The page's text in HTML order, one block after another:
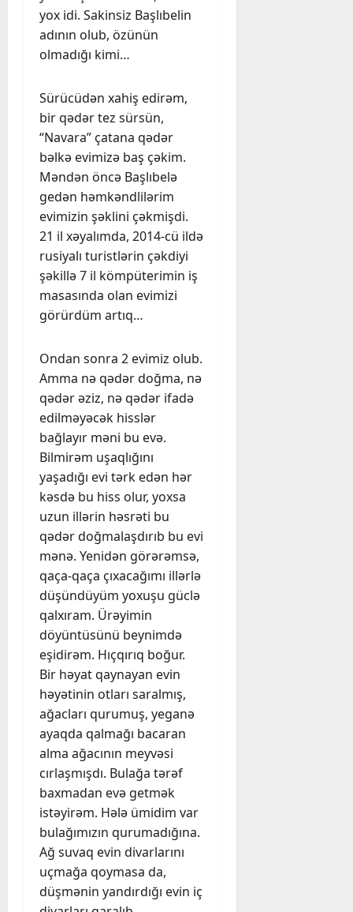
yox idi. Sakinsiz Başlıbelin
adının olub, özünün
olmadığı kimi…
Sürücüdən xahiş edirəm,
bir qədər tez sürsün,
“Navara” çatana qədər
bəlkə evimizə baş çəkim.
Məndən öncə Başlıbelə
gedən həmkəndlilərim
evimizin şəklini çəkmişdi.
21 il xəyalımda, 2014-cü ildə
rusiyalı turistlərin çəkdiyi
şəkillə 7 il kömpüterimin iş
masasında olan evimizi
görürdüm artıq…
Ondan sonra 2 evimiz olub.
Amma nə qədər doğma, nə
qədər əziz, nə qədər ifadə
edilməyəcək hisslər
bağlayır məni bu evə.
Bilmirəm uşaqlığını
yaşadığı evi tərk edən hər
kəsdə bu hiss olur, yoxsa
uzun illərin həsrəti bu
qədər doğmalaşdırıb bu evi
mənə. Yenidən görərəmsə,
qaça-qaça çıxacağımı illərlə
düşündüyüm yoxuşu güclə
qalxıram. Ürəyimin
döyüntüsünü beynimdə
eşidirəm. Hıçqırıq boğur.
Bir həyat qaynayan evin
həyətinin otları saralmış,
ağacları qurumuş, yeganə
ayaqda qalmağı bacaran
alma ağacının meyvəsi
cırlaşmışdı. Bulağa tərəf
baxmadan evə getmək
istəyirəm. Hələ ümidim var
bulağımızın qurumadığına.
Ağ suvaq evin divarlarını
uçmağa qoymasa da,
düşmənin yandırdığı evin iç